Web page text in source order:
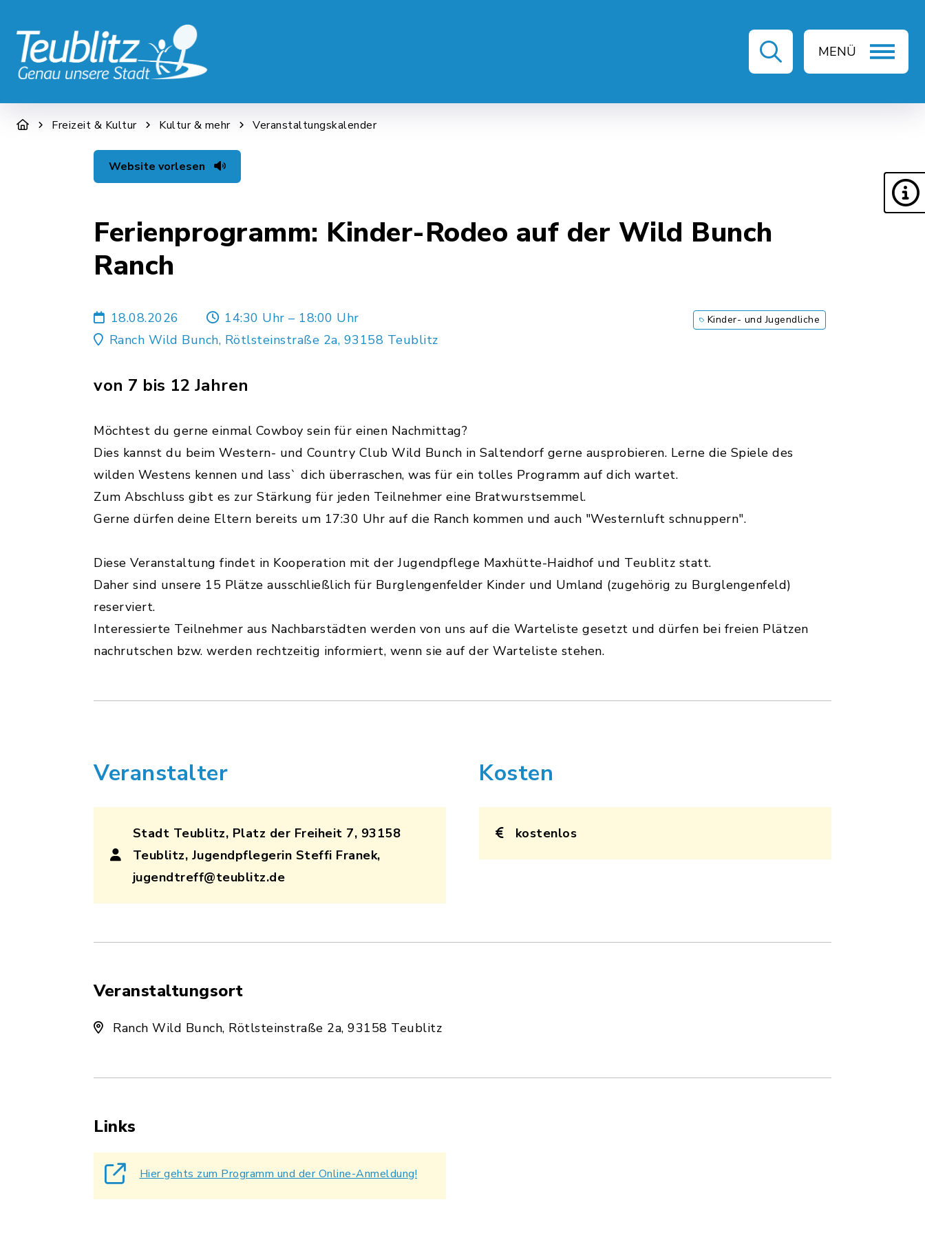
MENÜ
STADT & WIRTSCHAFT RATHAUS & SERVICE LEBEN & ALLTAG FREIZEIT & KULTUR
Freizeit & Kultur Kultur & mehr Veranstaltungskalender
Website vorlesen
Ferienprogramm: Kinder-Rodeo auf der Wild Bunch
Ranch
18.08.2026
14:30 Uhr – 18:00 Uhr
Ranch Wild Bunch, Rötlsteinstraße 2a, 93158 Teublitz
Kinder- und Jugendliche
von 7 bis 12 Jahren
Möchtest du gerne einmal Cowboy sein für einen Nachmittag?
Dies kannst du beim Western- und Country Club Wild Bunch in Saltendorf gerne ausprobieren. Lerne die Spiele des
wilden Westens kennen und lass` dich überraschen, was für ein tolles Programm auf dich wartet.
Zum Abschluss gibt es zur Stärkung für jeden Teilnehmer eine Bratwurstsemmel.
Gerne dürfen deine Eltern bereits um 17:30 Uhr auf die Ranch kommen und auch "Westernluft schnuppern".
Diese Veranstaltung findet in Kooperation mit der Jugendpflege Maxhütte-Haidhof und Teublitz statt.
Daher sind unsere 15 Plätze ausschließlich für Burglengenfelder Kinder und Umland (zugehörig zu Burglengenfeld)
reserviert.
Interessierte Teilnehmer aus Nachbarstädten werden von uns auf die Warteliste gesetzt und dürfen bei freien Plätzen
nachrutschen bzw. werden rechtzeitig informiert, wenn sie auf der Warteliste stehen.
Veranstalter
Stadt Teublitz, Platz der Freiheit 7, 93158
Teublitz, Jugendpflegerin Steffi Franek,
jugendtreff@teublitz.de
Kosten
kostenlos
Veranstaltungsort
Ranch Wild Bunch, Rötlsteinstraße 2a, 93158 Teublitz
Links
Hier gehts zum Programm und der Online-Anmeldung!